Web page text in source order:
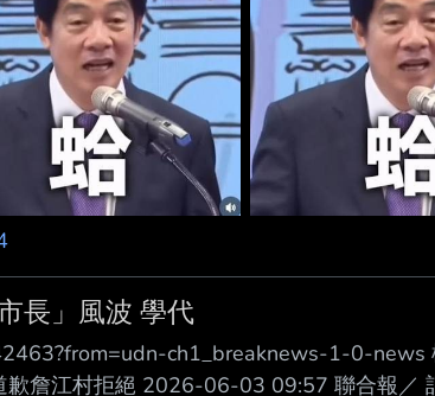
長」風波 學代
ch1_breaknews-1-0-news
詹江村拒絕 2026-06-03 09:57 聯合報／